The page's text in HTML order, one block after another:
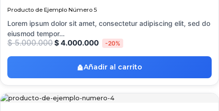
Producto de Ejemplo Número 5
Lorem ipsum dolor sit amet, consectetur adipiscing elit, sed do
eiusmod tempor…
$5.000.000$4.000.000 -20%
Añadir al carrito